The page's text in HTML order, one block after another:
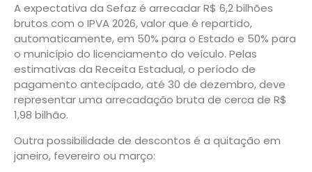
A expectativa da Sefaz é arrecadar R$ 6,2 bilhões
brutos com o IPVA 2026, valor que é repartido,
automaticamente, em 50% para o Estado e 50% para
o município do licenciamento do veículo. Pelas
estimativas da Receita Estadual, o período de
pagamento antecipado, até 30 de dezembro, deve
representar uma arrecadação bruta de cerca de R$
1,98 bilhão.
Outra possibilidade de descontos é a quitação em
janeiro, fevereiro ou março: